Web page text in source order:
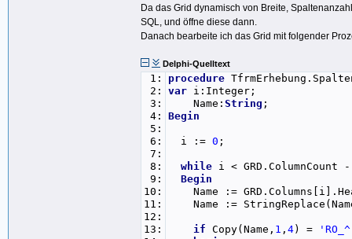
Da das Grid dynamisch von Breite,
SQL, und öffne diese dann.
Danach bearbeite ich das Grid mit folgender
Delphi-Quelltext
1:
2:
3:
4:
5:
6:
7:
8:
9:
10:
11:
12:
13:
procedure
var i:Integer;
Name: String ;
Begin
i := 0 ;
while i < GRD.ColumnCount
Begin
Name :=
Name :=
if Copy(Name, 1 , 4) =